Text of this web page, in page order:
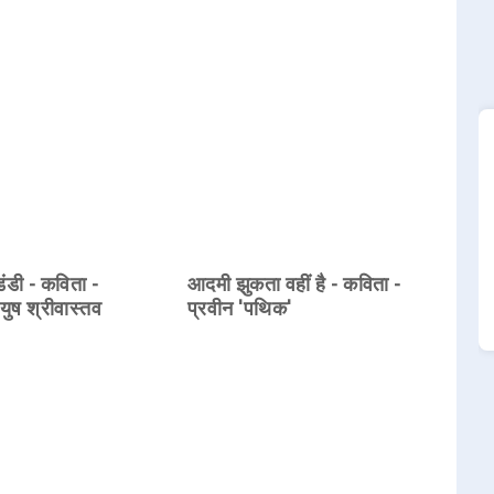
- कविता -
श्रीवास्तव
आदमी झुकता वहीं है - कविता -
प्रवीन 'पथिक'